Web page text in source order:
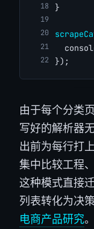
}
});
由于每个分类
写好的解析器
出前为每行打
集中比较工程
这种模式直接
列表转化为决
电商产品研究。